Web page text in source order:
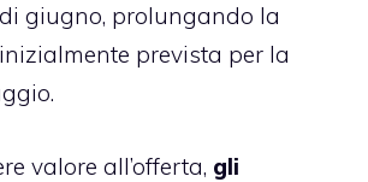
di giugno, prolungando la
prevista per la
valore all’offerta, gli